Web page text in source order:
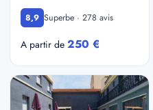
8,9 Superbe · 278 avis
A partir de 250 €